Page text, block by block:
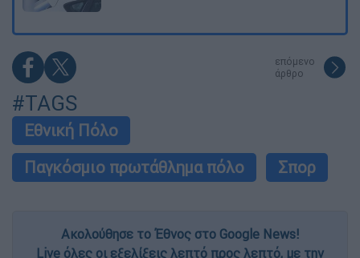
επόμενο
άρθρο
#TAGS
Εθνική Πόλο
Παγκόσμιο πρωτάθλημα πόλο
Σπορ
Ακολούθησε το Έθνος στο Google News!
Live όλες οι εξελίξεις λεπτό προς λεπτό, με την